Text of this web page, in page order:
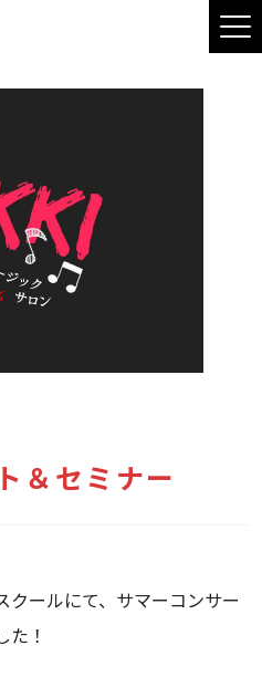
＆セミナー
クールにて、サマーコンサー
た！